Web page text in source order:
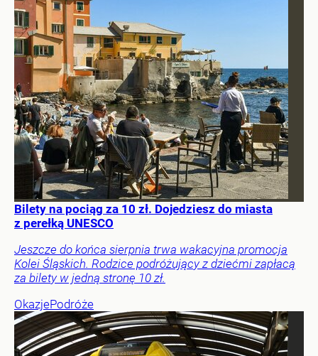
Bilety na pociąg za 10 zł. Dojedziesz do miasta
z perełką UNESCO
Jeszcze do końca sierpnia trwa wakacyjna promocja
Kolei Śląskich. Rodzice podróżujący z dziećmi zapłacą
za bilety w jedną stronę 10 zł.
OkazjePodróże